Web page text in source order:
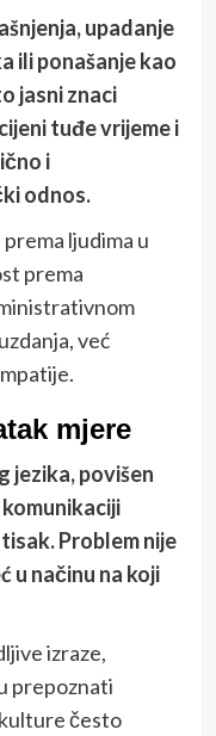
upadanje
ili ponašanje kao
jasni znaci
tuđe vrijeme i
i
odnos.
ljudima u
prema
već
mjere
jezika, povišen
Problem nije
u načinu na koji
izraze,
prepoznati
često